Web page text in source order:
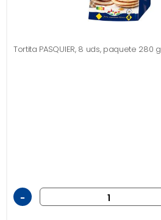
Tortita PASQUIER, 8 uds, paquete 280 g
-